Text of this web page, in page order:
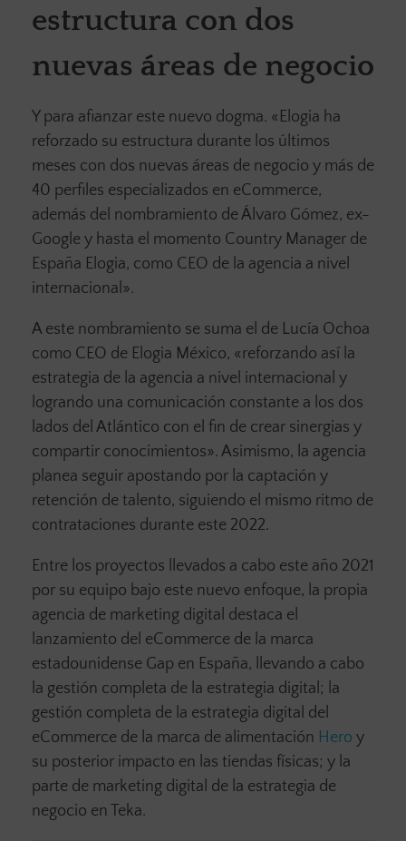
estructura con dos
nuevas áreas de negocio
Y para afianzar este nuevo dogma. «Elogia ha
reforzado su estructura durante los últimos
meses con dos nuevas áreas de negocio y más de
40 perfiles especializados en eCommerce,
además del nombramiento de Álvaro Gómez, ex-
Google y hasta el momento Country Manager de
España Elogia, como CEO de la agencia a nivel
internacional».
A este nombramiento se suma el de Lucía Ochoa
como CEO de Elogia México, «reforzando así la
estrategia de la agencia a nivel internacional y
logrando una comunicación constante a los dos
lados del Atlántico con el fin de crear sinergias y
compartir conocimientos». Asimismo, la agencia
planea seguir apostando por la captación y
retención de talento, siguiendo el mismo ritmo de
contrataciones durante este 2022.
Entre los proyectos llevados a cabo este año 2021
por su equipo bajo este nuevo enfoque, la propia
agencia de marketing digital destaca el
lanzamiento del eCommerce de la marca
estadounidense Gap en España, llevando a cabo
la gestión completa de la estrategia digital; la
gestión completa de la estrategia digital del
eCommerce de la marca de alimentación Hero y
su posterior impacto en las tiendas físicas; y la
parte de marketing digital de la estrategia de
negocio en Teka.